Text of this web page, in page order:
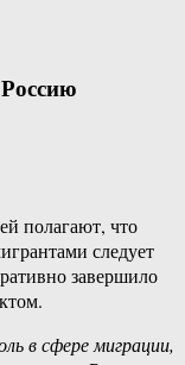
полагают, что
следует
завершило
в сфере миграции,